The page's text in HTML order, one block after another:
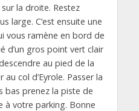
la droite. Restez
large. C’est ensuite une
vous ramène en bord de
d’un gros point vert clair
au pied de la
col d’Eyrole. Passer la
bas prenez la piste de
à votre parking. Bonne